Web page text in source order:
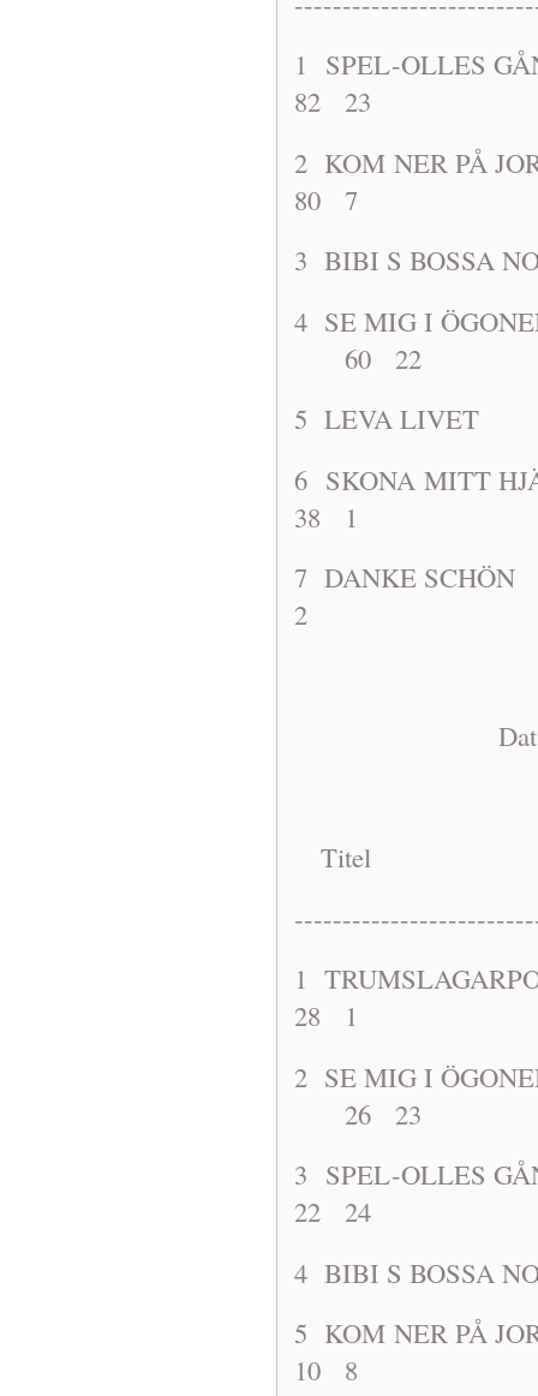
1 SPEL-
82 23
2 KOM NER
80 7
3 BIBI S
4 SE MIG I
60 22
5 LEVA
6 SKONA
38 1
7 DANKE
2
Dat: 1963-
Titel
1
28 1
2 SE MIG I
26 23
3 SPEL-
22 24
4 BIBI S
5 KOM NER
10 8